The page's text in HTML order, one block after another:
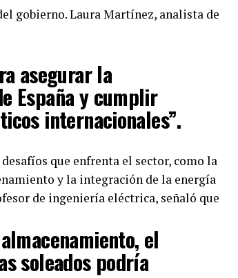
gobierno. Laura Martínez, analista de
asegurar la
España y cumplir
internacionales”.
que enfrenta el sector, como la
y la integración de la energía
de ingeniería eléctrica, señaló que
el
soleados podría